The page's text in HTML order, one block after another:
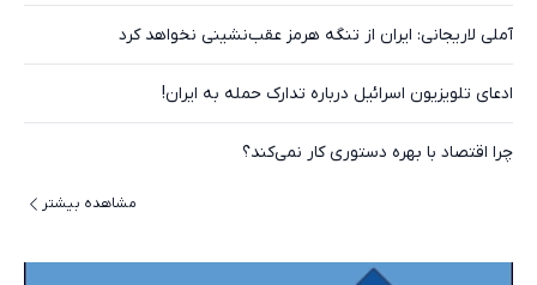
آملی‌ لاریجانی: ایران از تنگه هرمز عقب‌نشینی نخواهد کرد
ادعای تلویزیون اسرائیل درباره تدارک حمله به ایران!
چرا اقتصاد با بهره دستوری کار نمی‌کند؟
مشاهده بیشتر